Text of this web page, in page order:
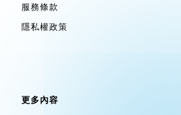
服務條款
隱私權政策
更多內容